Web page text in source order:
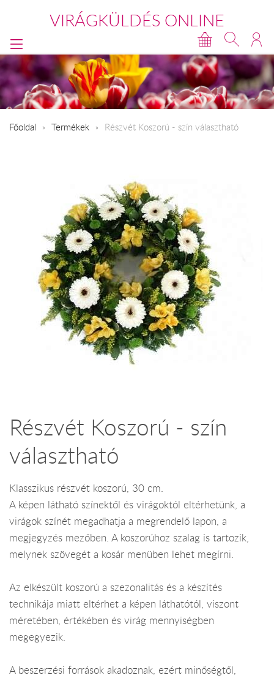
VIRÁGKÜLDÉS ONLINE
Főoldal Termékek Részvét Koszorú - szín választható
Részvét Koszorú - szín
választható
Klasszikus részvét koszorú, 30 cm.
A képen látható színektől és virágoktól eltérhetünk, a
virágok színét megadhatja a megrendelő lapon, a
megjegyzés mezőben. A koszorúhoz szalag is tartozik,
melynek szövegét a kosár menüben lehet megírni.
Az elkészült koszorú a szezonalitás és a készítés
technikája miatt eltérhet a képen láthatótól, viszont
méretében, értékében és virág mennyiségben
megegyezik.
A beszerzési források akadoznak, ezért minőségtől,